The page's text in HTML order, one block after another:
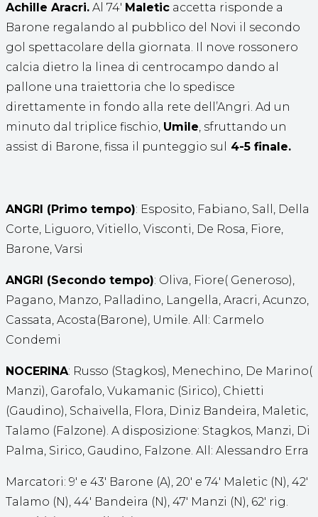
Achille Aracri. Al 74′ Maletic accetta risponde a
Barone regalando al pubblico del Novi il secondo
gol spettacolare della giornata. Il nove rossonero
calcia dietro la linea di centrocampo dando al
pallone una traiettoria che lo spedisce
direttamente in fondo alla rete dell’Angri. Ad un
minuto dal triplice fischio, Umile, sfruttando un
assist di Barone, fissa il punteggio sul
4-5 finale.
ANGRI (Primo tempo): Esposito, Fabiano, Sall, Della
Corte, Liguoro, Vitiello, Visconti, De Rosa, Fiore,
Barone, Varsi
ANGRI (Secondo tempo): Oliva, Fiore( Generoso),
Pagano, Manzo, Palladino, Langella, Aracri, Acunzo,
Cassata, Acosta(Barone), Umile. All: Carmelo
Condemi
NOCERINA: Russo (Stagkos), Menechino, De Marino(
Manzi), Garofalo, Vukamanic (Sirico), Chietti
(Gaudino), Schaivella, Flora, Diniz Bandeira, Maletic,
Talamo (Falzone). A disposizione: Stagkos, Manzi, Di
Palma, Sirico, Gaudino, Falzone. All: Alessandro Erra
Marcatori: 9′ e 43′ Barone (A), 20′ e 74′ Maletic (N), 42′
Talamo (N), 44′ Bandeira (N), 47′ Manzi (N), 62′ rig.